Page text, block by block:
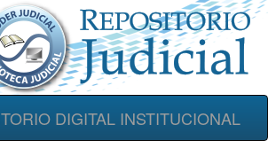
DIGITAL INSTITUCIONAL